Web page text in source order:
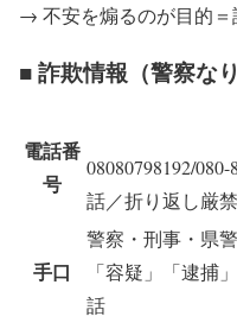
→ 不安を煽るのが目的＝
■ 詐欺情報（警察な
電話番
号
08080798192/
話／折り返し厳禁
手口
警察・刑事・県警
「容疑」「逮捕
話